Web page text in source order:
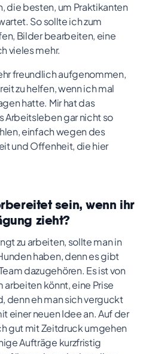
die besten, um Praktikanten
So sollte ich zum
Bilder bearbeiten, eine
vieles mehr.
freundlich aufgenommen,
zu helfen, wenn ich mal
hatte. Mir hat das
Arbeitsleben gar nicht so
einfach wegen des
und Offenheit, die hier
sein, wenn ihr
zieht?
zu arbeiten, sollte man in
haben, denn es gibt
dazugehören. Es ist von
arbeiten könnt, eine Prise
denn eh man sich verguckt
einer neuen Idee an. Auf der
gut mit Zeitdruck umgehen
Aufträge kurzfristig